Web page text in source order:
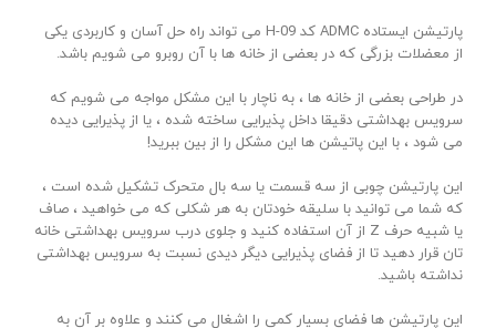
پارتیشن ایستاده ADMC کد H-09 می تواند راه حل آسان و کاربردی یکی
از معضلات بزرگی که در بعضی از خانه ها با آن روبرو می شویم باشد.
در طراحی بعضی از خانه ها ، به ناچار با این مشکل مواجه می شویم که
سرویس بهداشتی دقیقا داخل پذیرایی ساخته شده ، یا از پذیرایی دیده
می شود ، با این پاتیشن ها این مشکل را از بین ببرید!
این پارتیشن چوبی از سه قسمت یا سه بال متحرک تشکیل شده است ،
که شما می توانید با سلیقه خودتان به هر شکلی که می خواهید ، صاف
یا شبیه حرف Z از آن استفاده کنید و جلوی درب سرویس بهداشتی خانه
تان قرار دهید تا از فضای پذیرایی دیگر دیدی نسبت به سرویس بهداشتی
نداشته باشید.
این پارتیشن ها فضای بسیار کمی را اشغال می کنند و علاوه بر آن به